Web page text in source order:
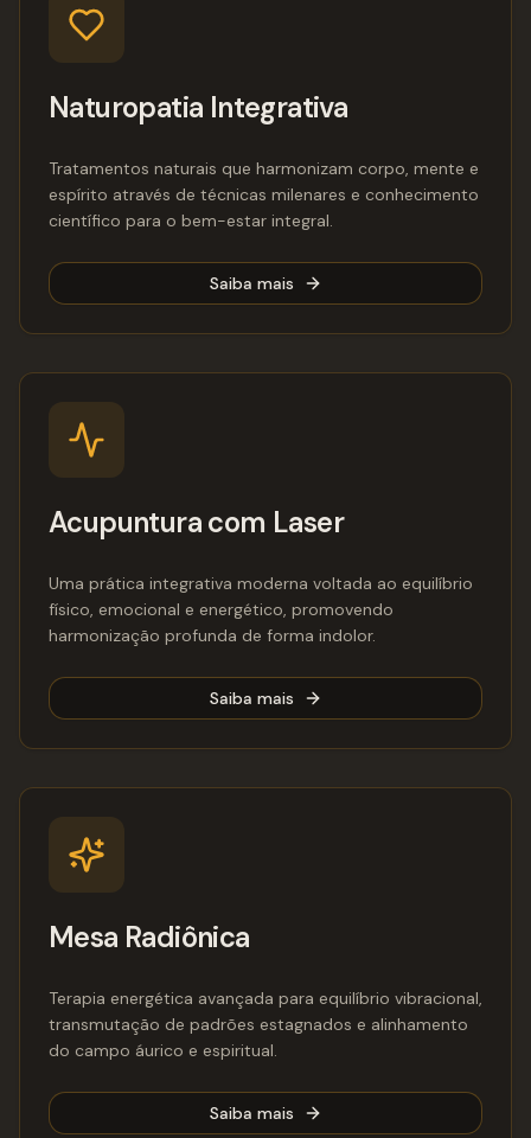
Naturopatia Integrativa
Tratamentos naturais que harmonizam corpo, mente e
espírito através de técnicas milenares e conhecimento
científico para o bem-estar integral.
Saiba mais
Acupuntura com Laser
Uma prática integrativa moderna voltada ao equilíbrio
físico, emocional e energético, promovendo
harmonização profunda de forma indolor.
Saiba mais
Mesa Radiônica
Terapia energética avançada para equilíbrio vibracional,
transmutação de padrões estagnados e alinhamento
do campo áurico e espiritual.
Saiba mais